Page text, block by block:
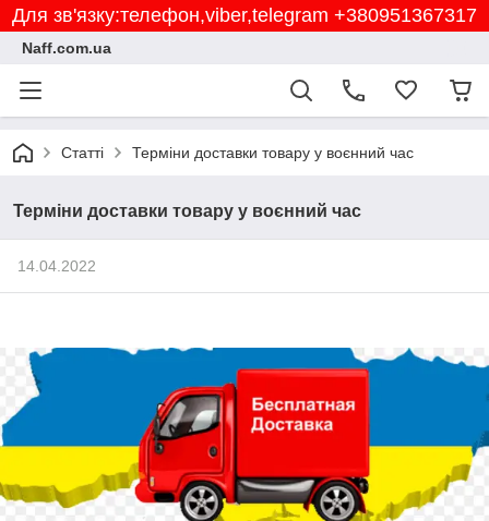
Для зв'язку:телефон,viber,telegram +380951367317
Naff.com.ua
Статті Терміни доставки товару у воєнний час
Терміни доставки товару у воєнний час
14.04.2022